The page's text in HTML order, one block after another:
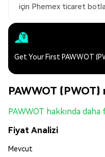
için Phemex ticaret
Get Your First PAWWOT
PAWWOT (PWOT)
PAWWOT hakkında daha
Fiyat Analizi
Mevcut